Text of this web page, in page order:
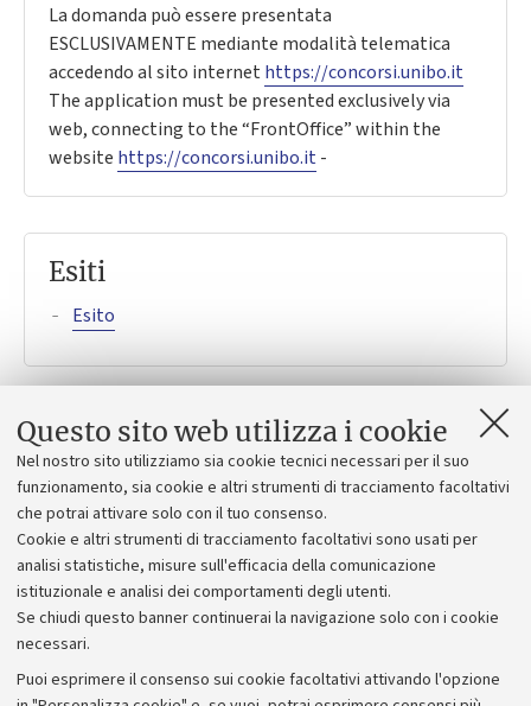
Questo sito web utilizza i cookie
Nel nostro sito utilizziamo sia cookie tecnici necessari per il suo
funzionamento, sia cookie e altri strumenti di tracciamento facoltativi
che potrai attivare solo con il tuo consenso.
Cookie e altri strumenti di tracciamento facoltativi sono usati per
analisi statistiche, misure sull'efficacia della comunicazione
istituzionale e analisi dei comportamenti degli utenti.
Se chiudi questo banner continuerai la navigazione solo con i cookie
necessari.
Puoi esprimere il consenso sui cookie facoltativi attivando l'opzione
La domanda può essere presentata
ESCLUSIVAMENTE mediante modalità telematica
accedendo al sito internet https://concorsi.unibo.it
The application must be presented exclusively via
web, connecting to the “FrontOffice” within the
website https://concorsi.unibo.it-
Esiti
Esito
Bando
Bando
Allegato